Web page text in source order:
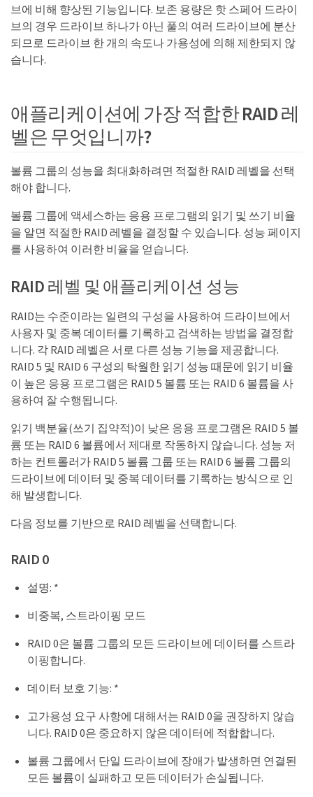
브에 비해 향상된 기능입니다. 보존 용량은 핫 스페어 드라이
브의 경우 드라이브 하나가 아닌 풀의 여러 드라이브에 분산
되므로 드라이브 한 개의 속도나 가용성에 의해 제한되지 않
습니다.
애플리케이션에 가장 적합한 RAID 레
벨은 무엇입니까?
볼륨 그룹의 성능을 최대화하려면 적절한 RAID 레벨을 선택
해야 합니다.
볼륨 그룹에 액세스하는 응용 프로그램의 읽기 및 쓰기 비율
을 알면 적절한 RAID 레벨을 결정할 수 있습니다. 성능 페이지
를 사용하여 이러한 비율을 얻습니다.
RAID 레벨 및 애플리케이션 성능
RAID는 수준이라는 일련의 구성을 사용하여 드라이브에서
사용자 및 중복 데이터를 기록하고 검색하는 방법을 결정합
니다. 각 RAID 레벨은 서로 다른 성능 기능을 제공합니다.
RAID 5 및 RAID 6 구성의 탁월한 읽기 성능 때문에 읽기 비율
이 높은 응용 프로그램은 RAID 5 볼륨 또는 RAID 6 볼륨을 사
용하여 잘 수행됩니다.
읽기 백분율(쓰기 집약적)이 낮은 응용 프로그램은 RAID 5 볼
륨 또는 RAID 6 볼륨에서 제대로 작동하지 않습니다. 성능 저
하는 컨트롤러가 RAID 5 볼륨 그룹 또는 RAID 6 볼륨 그룹의
드라이브에 데이터 및 중복 데이터를 기록하는 방식으로 인
해 발생합니다.
다음 정보를 기반으로 RAID 레벨을 선택합니다.
RAID 0
설명: *
비중복, 스트라이핑 모드
RAID 0은 볼륨 그룹의 모든 드라이브에 데이터를 스트라
이핑합니다.
데이터 보호 기능: *
고가용성 요구 사항에 대해서는 RAID 0을 권장하지 않습
니다. RAID 0은 중요하지 않은 데이터에 적합합니다.
볼륨 그룹에서 단일 드라이브에 장애가 발생하면 연결된
모든 볼륨이 실패하고 모든 데이터가 손실됩니다.